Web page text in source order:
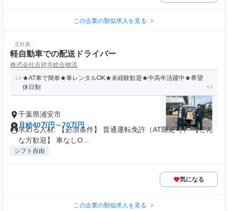
この企業の類似求人を見る
正社員
軽自動車での配送ドライバー
株式会社吉祥寺総合物流
★AT車で簡単★車レンタルOK★未経験歓迎★中高年活躍中★希望
休日制
千葉県浦安市
月給40万円～70万円
求める人材: 【必須条件】 普通運転免許（AT限定可） 【こん
な方歓迎】 車なしO...
シフト自由
気になる
この企業の類似求人を見る